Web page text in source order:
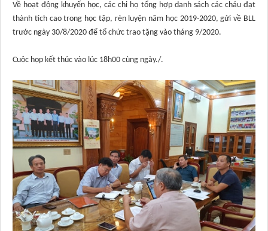
Về hoạt động khuyến học, các chi họ tổng hợp danh sách các cháu đạt
thành tích cao trong học tập, rèn luyện năm học 2019-2020, gửi về BLL
trước ngày 30/8/2020 để tổ chức trao tặng vào tháng 9/2020.
Cuộc họp kết thúc vào lúc 18h00 cùng ngày./.